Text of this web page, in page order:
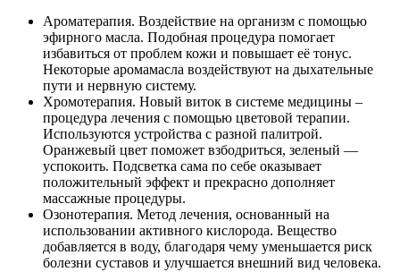
Ароматерапия. Воздействие на организм с помощью
эфирного масла. Подобная процедура помогает
избавиться от проблем кожи и повышает её тонус.
Некоторые аромамасла воздействуют на дыхательные
пути и нервную систему.
Хромотерапия. Новый виток в системе медицины –
процедура лечения с помощью цветовой терапии.
Используются устройства с разной палитрой.
Оранжевый цвет поможет взбодриться, зеленый —
успокоить. Подсветка сама по себе оказывает
положительный эффект и прекрасно дополняет
массажные процедуры.
Озонотерапия. Метод лечения, основанный на
использовании активного кислорода. Вещество
добавляется в воду, благодаря чему уменьшается риск
болезни суставов и улучшается внешний вид человека.